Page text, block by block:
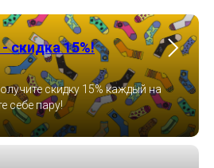
скидка 15%!
скидку 15% каждый на
себе пару!